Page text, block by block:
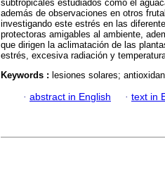
subtropicales estudiados como el
además de observaciones en otros
investigando este estrés en las
protectoras amigables al ambiente,
que dirigen la aclimatación de las
estrés, excesiva radiación y
Keywords : lesiones solares;
· abstract in English · text in